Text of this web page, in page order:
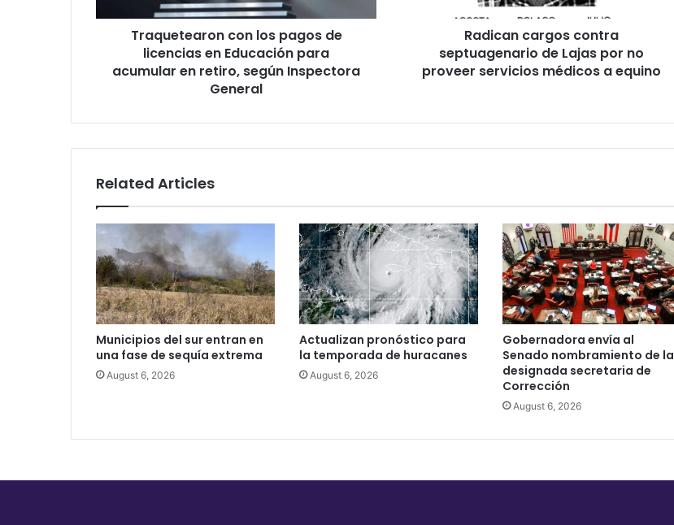
para
acumular
retiro,
Traquetearon con los pagos de
licencias en Educación para
acumular en retiro, según Inspectora
General
médicos
Radican cargos contra
septuagenario de Lajas por no
proveer servicios médicos a equino
Related Articles
Municipios del sur entran en
una fase de sequía extrema
August 6, 2026
Actualizan pronóstico para
la temporada de huracanes
August 6, 2026
Gobernadora envía al
Senado nombramiento de la
designada secretaria de
Corrección
August 6, 2026